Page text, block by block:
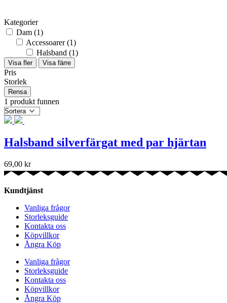
Kategorier
Dam (1)
Accessoarer (1)
Halsband (1)
Visa fler Visa färre
Pris
Storlek
Rensa
1 produkt funnen
Halsband silverfärgat med par hjärtan
69,00 kr
Kundtjänst
Vanliga frågor
Storleksguide
Kontakta oss
Köpvillkor
Ångra Köp
Vanliga frågor
Storleksguide
Kontakta oss
Köpvillkor
Ångra Köp